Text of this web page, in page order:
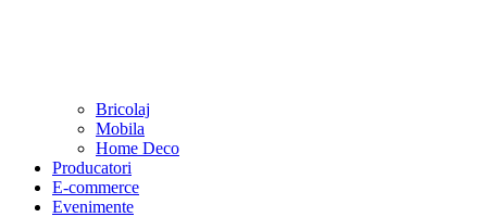
Bricolaj
Mobila
Home Deco
Producatori
E-commerce
Evenimente